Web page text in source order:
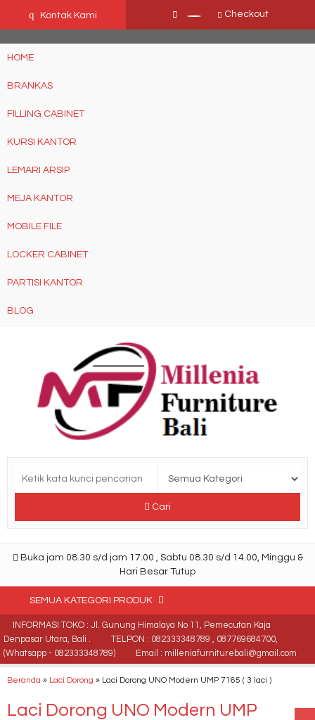
q Kontak Kami Checkout
HOME
BRANKAS
FILLING CABINET
KURSI KANTOR
LEMARI ARSIP
MEJA KANTOR
MOBILE FILE
LOCKER CABINET
PARTISI KANTOR
BLOG
Cari
Buka jam 08.30 s/d jam 17.00 , Sabtu 08.30 s/d 14.00, Minggu &
Hari Besar Tutup
SEMUA KATEGORI PRODUK
INFORMASI TOKO : Jl. Gunung Himalaya No 11, Pemecutan Kaja
Denpasar Utara, Bali .
TELPON : 082333348789 , 087769684700,
(Whatsapp - 082333348789)
Email : milleniafurniturebali@gmail.com
Beranda » Laci Dorong » Laci Dorong UNO Modern UMP 7165 ( 3 laci )
Laci Dorong UNO Modern UMP